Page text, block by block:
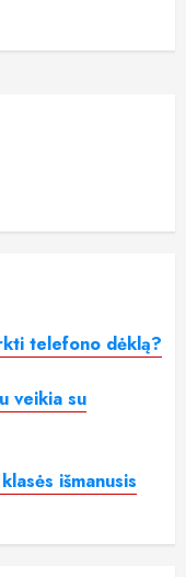
telefono dėklą?
veikia su
išmanusis